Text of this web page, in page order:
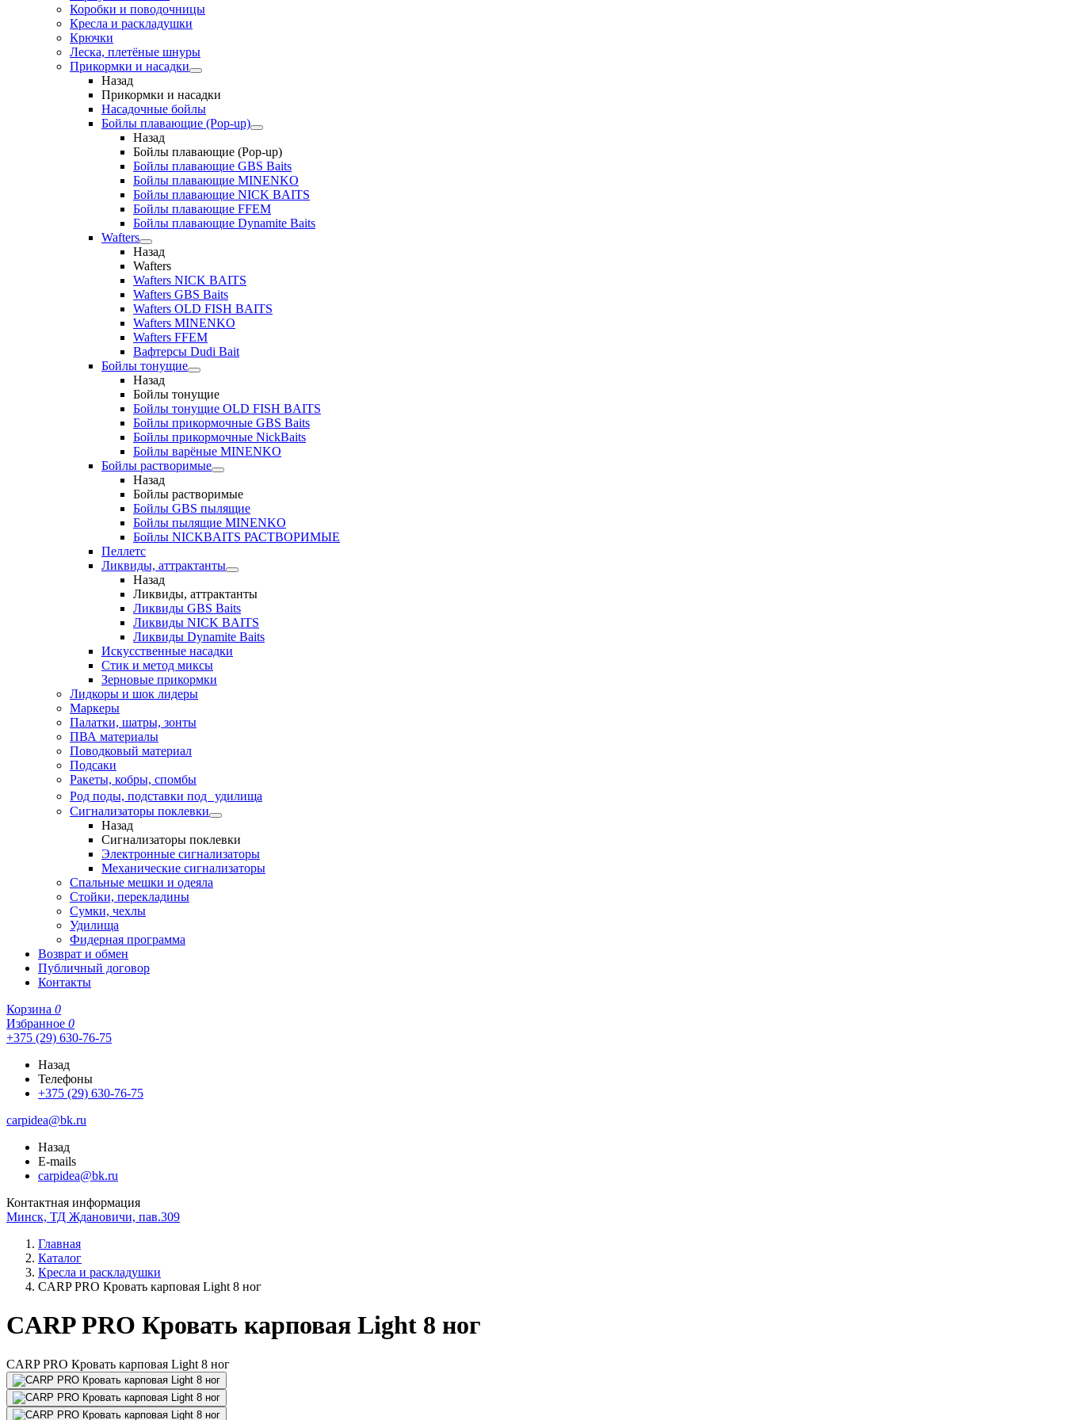
Коробки и поводочницы
Кресла и раскладушки
Крючки
Леска, плетёные шнуры
Прикормки и насадки
Назад
Прикормки и насадки
Насадочные бойлы
Бойлы плавающие (Pop-up)
Назад
Бойлы плавающие (Pop-up)
Бойлы плавающие GBS Baits
Бойлы плавающие MINENKO
Бойлы плавающие NICK BAITS
Бойлы плавающие FFEM
Бойлы плавающие Dynamite Baits
Wafters
Назад
Wafters
Wafters NICK BAITS
Wafters GBS Baits
Wafters OLD FISH BAITS
Wafters MINENKO
Wafters FFEM
Вафтерсы Dudi Bait
Бойлы тонущие
Назад
Бойлы тонущие
Бойлы тонущие OLD FISH BAITS
Бойлы прикормочные GBS Baits
Бойлы прикормочные NickBaits
Бойлы варёные MINENKO
Бойлы растворимые
Назад
Бойлы растворимые
Бойлы GBS пылящие
Бойлы пылящие MINENKO
Бойлы NICKBAITS РАСТВОРИМЫЕ
Пеллетс
Ликвиды, аттрактанты
Назад
Ликвиды, аттрактанты
Ликвиды GBS Baits
Ликвиды NICK BAITS
Ликвиды Dynamite Baits
Искусственные насадки
Стик и метод миксы
Зерновые прикормки
Лидкоры и шок лидеры
Маркеры
Палатки, шатры, зонты
ПВА материалы
Поводковый материал
Подсаки
Ракеты, кобры, спомбы
Род поды, подставки под удилища
Сигнализаторы поклевки
Назад
Сигнализаторы поклевки
Электронные сигнализаторы
Механические сигнализаторы
Спальные мешки и одеяла
Стойки, перекладины
Сумки, чехлы
Удилища
Фидерная программа
Возврат и обмен
Публичный договор
Контакты
Корзина 0
Избранное 0
+375 (29) 630-76-75
Назад
Телефоны
+375 (29) 630-76-75
carpidea@bk.ru
Назад
E-mails
carpidea@bk.ru
Контактная информация
Минск, ТД Ждановичи, пав.309
Главная
Каталог
Кресла и раскладушки
CARP PRO Кровать карповая Light 8 ног
CARP PRO Кровать карповая Light 8 ног
CARP PRO Кровать карповая Light 8 ног